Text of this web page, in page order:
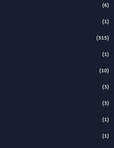
(6)
(1)
(315)
(1)
(10)
(3)
(3)
(1)
(1)